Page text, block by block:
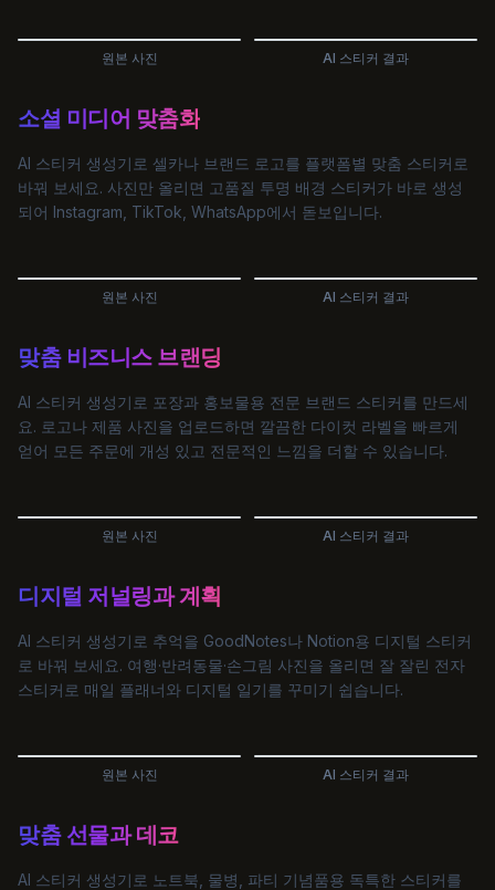
원본 사진 AI 스티커 결과
소셜 미디어 맞춤화
AI 스티커 생성기로 셀카나 브랜드 로고를 플랫폼별 맞춤 스티커로
바꿔 보세요. 사진만 올리면 고품질 투명 배경 스티커가 바로 생성
되어 Instagram, TikTok, WhatsApp에서 돋보입니다.
원본 사진 AI 스티커 결과
맞춤 비즈니스 브랜딩
AI 스티커 생성기로 포장과 홍보물용 전문 브랜드 스티커를 만드세
요. 로고나 제품 사진을 업로드하면 깔끔한 다이컷 라벨을 빠르게
얻어 모든 주문에 개성 있고 전문적인 느낌을 더할 수 있습니다.
원본 사진 AI 스티커 결과
디지털 저널링과 계획
AI 스티커 생성기로 추억을 GoodNotes나 Notion용 디지털 스티커
로 바꿔 보세요. 여행·반려동물·손그림 사진을 올리면 잘 잘린 전자
스티커로 매일 플래너와 디지털 일기를 꾸미기 쉽습니다.
원본 사진 AI 스티커 결과
맞춤 선물과 데코
AI 스티커 생성기로 노트북, 물병, 파티 기념품용 독특한 스티커를